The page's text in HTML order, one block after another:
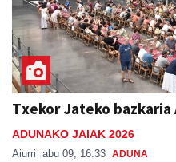
Txekor Jateko bazkaria
ADUNAKO JAIAK 2026
Aiurri abu 09, 16:33 ADUNA